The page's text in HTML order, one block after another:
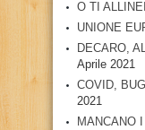
O TI
UNIONE
DECARO,
Aprile 2021
COVID,
2021
MANCANO